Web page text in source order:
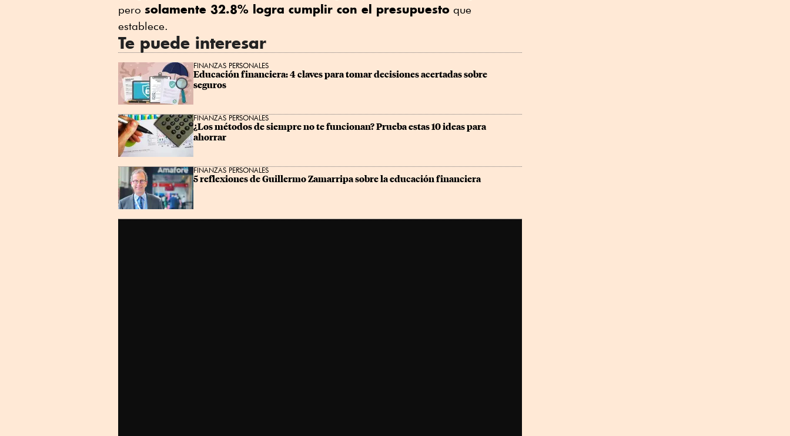
pero solamente 32.8% logra cumplir con el presupuesto que
establece.
Te puede interesar
FINANZAS PERSONALES
Educación financiera: 4 claves para tomar decisiones acertadas sobre
seguros
FINANZAS PERSONALES
¿Los métodos de siempre no te funcionan? Prueba estas 10 ideas para
ahorrar
FINANZAS PERSONALES
5 reflexiones de Guillermo Zamarripa sobre la educación financiera